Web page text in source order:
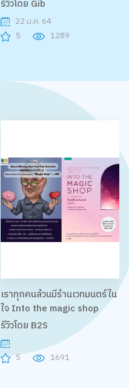
รีวิวโดย Gib
22 ม.ค. 64
5
1289
เราทุกคนล้วนมีร้านเวทมนตร์ใน
ใจ Into the magic shop
รีวิวโดย B2S
5 1691